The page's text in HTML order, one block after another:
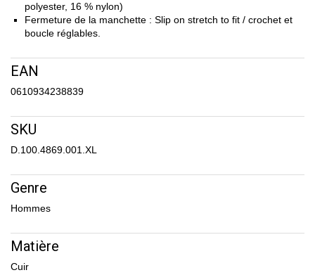
polyester, 16 % nylon)
Fermeture de la manchette : Slip on stretch to fit / crochet et
boucle réglables.
EAN
0610934238839
SKU
D.100.4869.001.XL
Genre
Hommes
Matière
Cuir